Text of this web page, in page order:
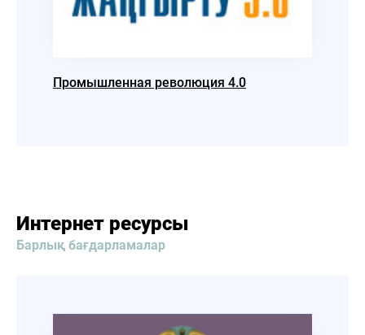
Промышленная революция 4.0
Интернет ресурсы
Барлық бағдарламалар